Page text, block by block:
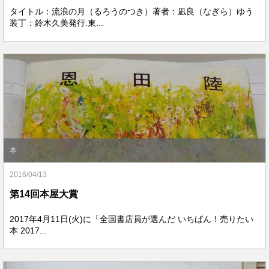
タイトル：流浪の月（るろうのつき）著者：凪良（なぎら）ゆう
装丁：鈴木久美発行:東...
本
2016/04/13
第14回本屋大賞
2017年4月11日(火)に「全国書店員が選んだ いちばん！売りたい
本 2017...